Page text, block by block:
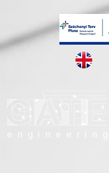
engineering